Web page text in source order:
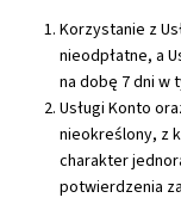
Korzystanie z
nieodpłatne, a
na dobę 7 dni w
Usługi Konto
nieokreślony, z
charakter
potwierdzenia